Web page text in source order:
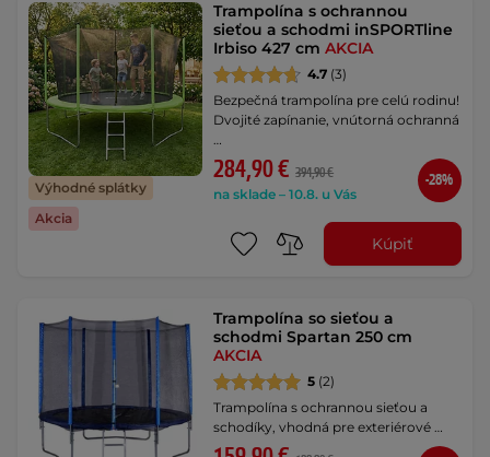
Výhodné splátky
Akcia
Trampolína s ochrannou
sieťou a schodmi inSPORTline
Irbiso 427 cmAKCIA
4.7 (3)
Bezpečná trampolína pre celú rodinu!
Dvojité zapínanie, vnútorná ochranná
…
284,90 € 394,90 €
na sklade – 10.8. u Vás
-28%
Kúpiť
Trampolína so sieťou a
schodmi Spartan 250 cm
AKCIA
5 (2)
Trampolína s ochrannou sieťou a
schodíky, vhodná pre exteriérové …